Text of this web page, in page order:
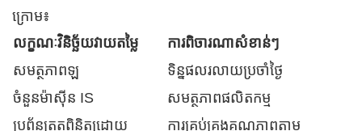
ក្រោម៖
លក្ខណៈវិនិច្ឆ័យវាយតម្លៃ
ការពិចារណាសំខាន់ៗ
សមត្ថភាពឡ
ទិន្នផលរលាយប្រចាំថ្ងៃ
ចំនួនម៉ាស៊ីន IS
សមត្ថភាពផលិតកម្ម
ប្រព័ន្ធត្រួតពិនិត្យដោយ
ការគ្រប់គ្រងគុណភាពតាម